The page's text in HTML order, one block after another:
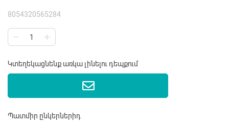
8054320565284
Կտեղեկացնենք առկա լինելու դեպքում
Պատմիր ընկերներիդ